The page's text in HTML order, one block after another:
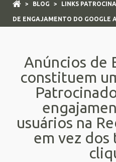
> BLOG > LINKS
DE ENGAJAMENTO DO GOOGLE
Anúncios de
constituem
usuários na
em vez dos